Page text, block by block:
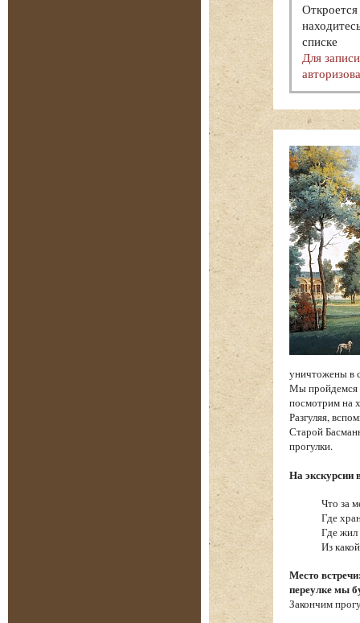
списке
Для
уничтожены в
Мы пройдемся
посмотрим на
Разгуляя,
Старой
прогулки.
На экскурсии
Что за
Где
Где жил
Из
Место
переулке мы
Закончим